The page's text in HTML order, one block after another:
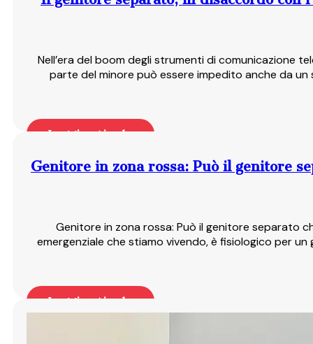
Nell’era del boom degli strumenti di comunicazione
parte del minore può essere impedito anche da
Leggi articolo
Genitore in zona rossa: Può il genitore
Genitore in zona rossa: Può il genitore separato
emergenziale che stiamo vivendo, è fisiologico per
Leggi articolo